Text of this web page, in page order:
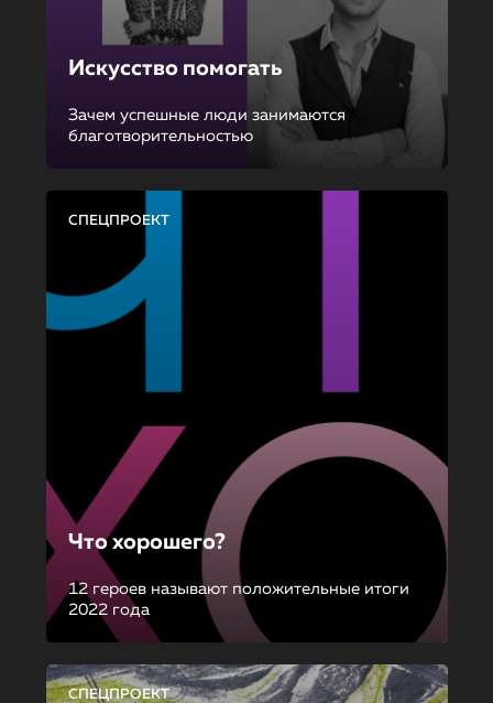
Искусство помогать
Зачем успешные люди занимаются
благотворительностью
СПЕЦПРОЕКТ
Что хорошего?
12 героев называют положительные итоги
2022 года
СПЕЦПРОЕКТ